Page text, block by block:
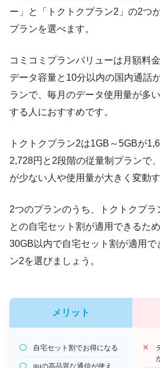
ー」と「トクトクプラン2」の2つ
プランを選べます。
コミコミプランバリューは月額料
データ容量と10分以内の国内通話
ランで、毎月のデータ使用量が多
する人におすすめです。
トクトクプラン2は1GB～5GBが
2,728円と2段階の従量制プランで
が少ない人や使用量が大きく変動
2つのプランのうち、トクトクプ
との自宅セット割が適用できるた
30GB以内で自宅セット割が適用で
ン2を選びましょう。
メリット
自宅セット割でお得になる